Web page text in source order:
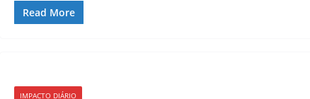
Read More
IMPACTO DIÁRIO